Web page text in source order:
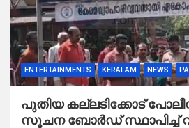
ENTERTAINMENTS KERALAM NEWS
പുതിയ കല്ലടിക്കോട്
സൂചന ബോർഡ് സ്ഥാപിച്ച്